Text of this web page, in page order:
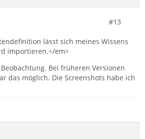
#13
lässt sich meines Wissens
importieren.</em>
Bei früheren Versionen
das möglich. Die Screenshots habe ich